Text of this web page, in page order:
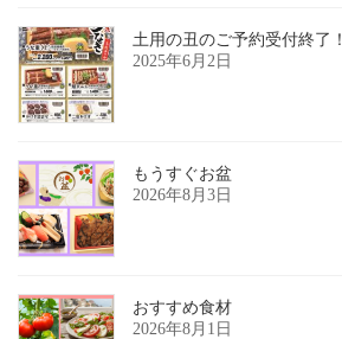
土用の丑のご予約受付終了！
2025年6月2日
もうすぐお盆
2026年8月3日
おすすめ食材
2026年8月1日